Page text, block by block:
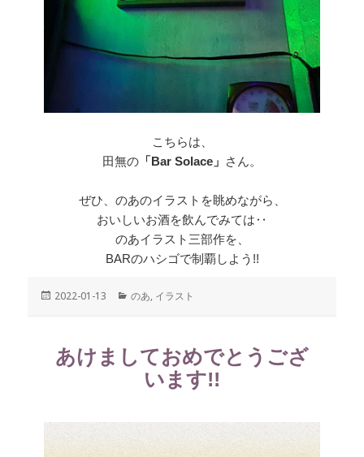
こちらは、
田無の 「Bar Solace」 さん。
ぜひ、のあのイラストを眺めながら、
おいしいお酒を飲んでみては‥
のあイラスト三部作を、
BARのハシゴで制覇しよう!!
投
2022-01-13
カ
ー
のあ, イラスト
あけましておめでとうござ
います!!